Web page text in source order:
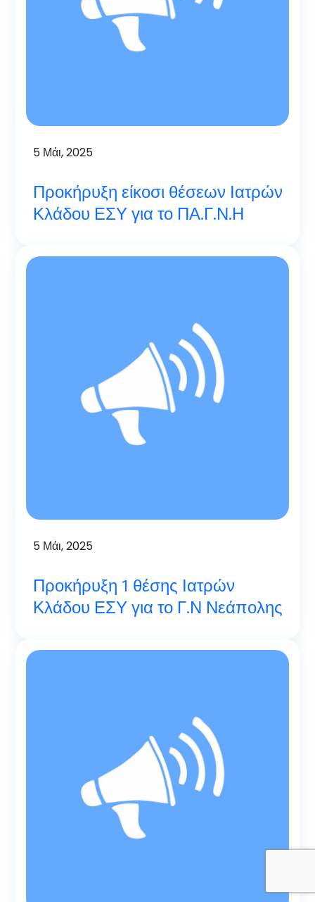
5 Μάι, 2025
Προκήρυξη είκοσι θέσεων Ιατρών
Κλάδου ΕΣΥ για το ΠΑ.Γ.Ν.Η
5 Μάι, 2025
Προκήρυξη 1 θέσης Ιατρών
Κλάδου ΕΣΥ για το Γ.Ν Νεάπολης